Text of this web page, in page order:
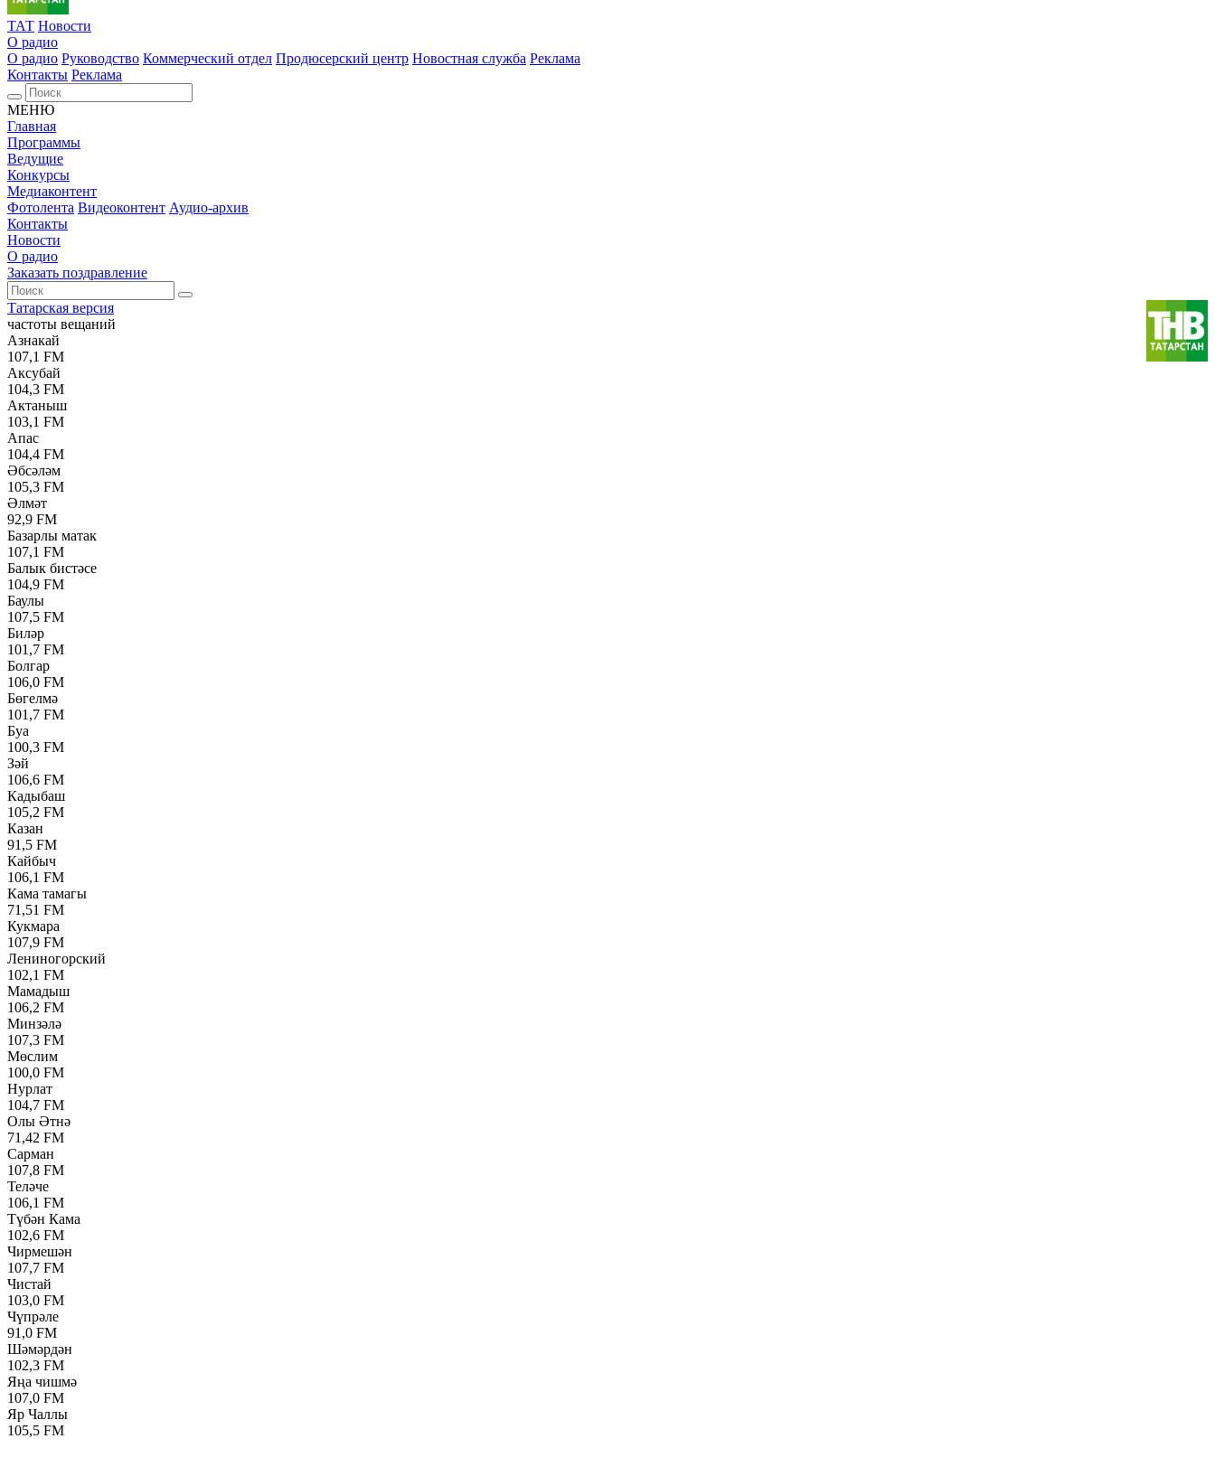
ТАТ Новости
О радио
О радио Руководство Коммерческий отдел Продюсерский центр Новостная служба Реклама
Контакты Реклама
МЕНЮ
Главная
Программы
Ведущие
Конкурсы
Медиаконтент
Фотолента Видеоконтент Аудио-архив
Контакты
Новости
О радио
Заказать поздравление
Татарская версия
частоты вещаний
Азнакай
107,1 FM
Аксубай
104,3 FM
Актаныш
103,1 FM
Апас
104,4 FM
Әбсәләм
105,3 FM
Әлмәт
92,9 FM
Базарлы матак
107,1 FM
Балык бистәсе
104,9 FM
Баулы
107,5 FM
Биләр
101,7 FM
Болгар
106,0 FM
Бөгелмә
101,7 FM
Буа
100,3 FM
Зәй
106,6 FM
Кадыбаш
105,2 FM
Казан
91,5 FM
Кайбыч
106,1 FM
Кама тамагы
71,51 FM
Кукмара
107,9 FM
Лениногорский
102,1 FM
Мамадыш
106,2 FM
Минзәлә
107,3 FM
Мөслим
100,0 FM
Нурлат
104,7 FM
Олы Әтнә
71,42 FM
Сарман
107,8 FM
Теләче
106,1 FM
Түбән Кама
102,6 FM
Чирмешән
107,7 FM
Чистай
103,0 FM
Чүпрәле
91,0 FM
Шәмәрдән
102,3 FM
Яңа чишмә
107,0 FM
Яр Чаллы
105,5 FM